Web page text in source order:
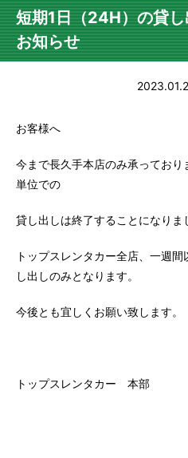
短期1日（24H）の貸
お知らせ
お客様へ
今まで長久手本店のみ承っており
単位での
貸し出しは終了することになりま
トップスレンタカー全店、一週
し出しのみとなります。
今後とも宜しくお願い致します。
トップスレンタカー 本部